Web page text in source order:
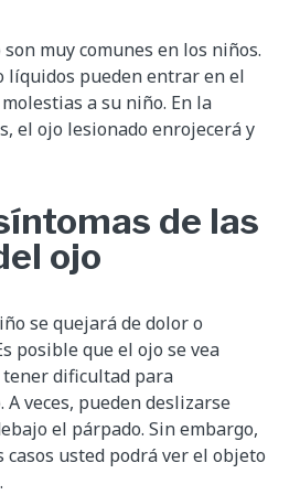
muy comunes en los niños.
líquidos pueden entrar en el
a su niño. En la
el ojo lesionado enrojecerá y
de las
ojo
se quejará de dolor o
posible que el ojo se vea
dificultad para
veces, pueden deslizarse
el párpado. Sin embargo,
casos usted podrá ver el objeto